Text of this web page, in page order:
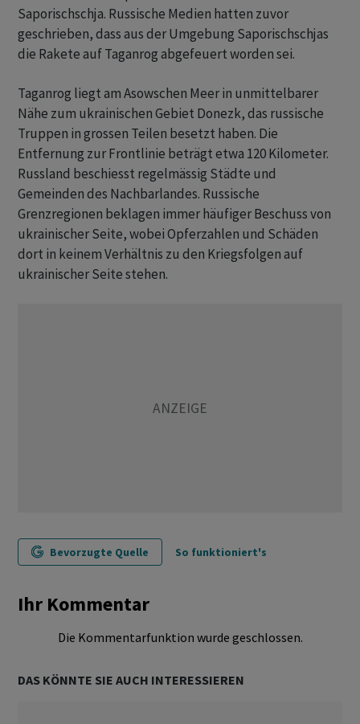
Saporischschja. Russische Medien hatten zuvor
geschrieben, dass aus der Umgebung Saporischschjas
die Rakete auf Taganrog abgefeuert worden sei.
Taganrog liegt am Asowschen Meer in unmittelbarer
Nähe zum ukrainischen Gebiet Donezk, das russische
Truppen in grossen Teilen besetzt haben. Die
Entfernung zur Frontlinie beträgt etwa 120 Kilometer.
Russland beschiesst regelmässig Städte und
Gemeinden des Nachbarlandes. Russische
Grenzregionen beklagen immer häufiger Beschuss von
ukrainischer Seite, wobei Opferzahlen und Schäden
dort in keinem Verhältnis zu den Kriegsfolgen auf
ukrainischer Seite stehen.
Bevorzugte Quelle So funktioniert's
Ihr Kommentar
Die Kommentarfunktion wurde geschlossen.
DAS KÖNNTE SIE AUCH INTERESSIEREN